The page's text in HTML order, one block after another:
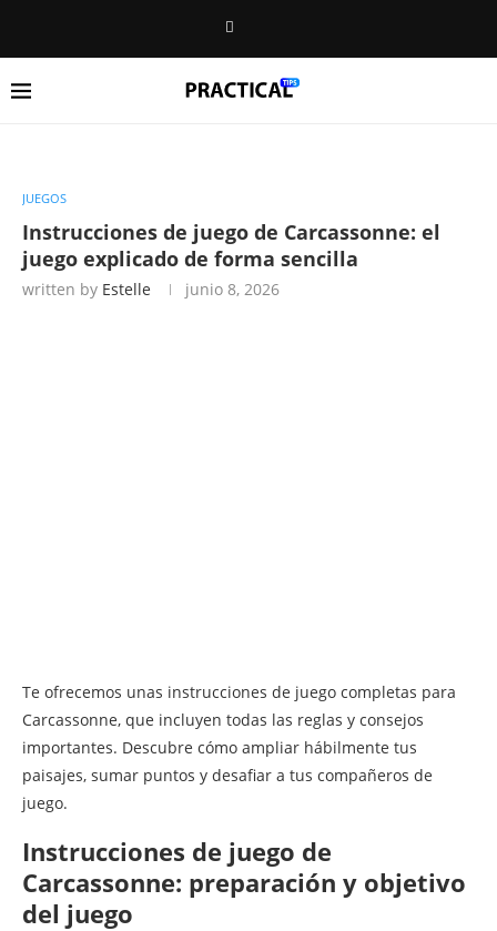
JUEGOS
Instrucciones de juego de Carcassonne: el
juego explicado de forma sencilla
written by Estelle junio 8, 2026
Te ofrecemos unas instrucciones de juego completas para
Carcassonne, que incluyen todas las reglas y consejos
importantes. Descubre cómo ampliar hábilmente tus
paisajes, sumar puntos y desafiar a tus compañeros de
juego.
Instrucciones de juego de
Carcassonne: preparación y objetivo
del juego